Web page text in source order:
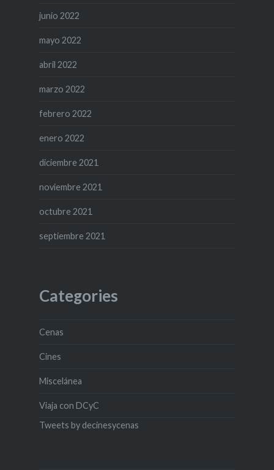
junio 2022
mayo 2022
abril 2022
marzo 2022
febrero 2022
enero 2022
diciembre 2021
noviembre 2021
octubre 2021
septiembre 2021
Categories
Cenas
Cines
Miscelánea
Viaja con DCyC
Tweets by decinesycenas